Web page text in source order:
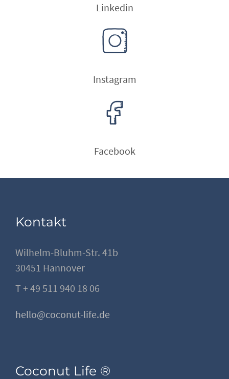
Linkedin
Instagram
Facebook
Kontakt
Wilhelm-Bluhm-Str. 41b
30451 Hannover
T + 49 511 940 18 06
hello@coconut-life.de
Coconut Life ®